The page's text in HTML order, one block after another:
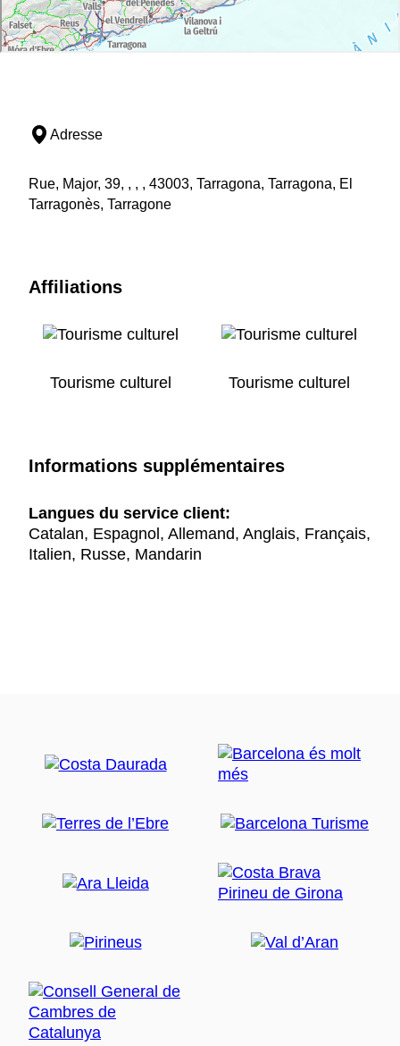
Adresse
Rue, Major, 39, , , , 43003, Tarragona, Tarragona, El
Tarragonès, Tarragone
Affiliations
Tourisme culturel Tourisme culturel
Informations supplémentaires
Langues du service client:
Catalan, Espagnol, Allemand, Anglais, Français,
Italien, Russe, Mandarin